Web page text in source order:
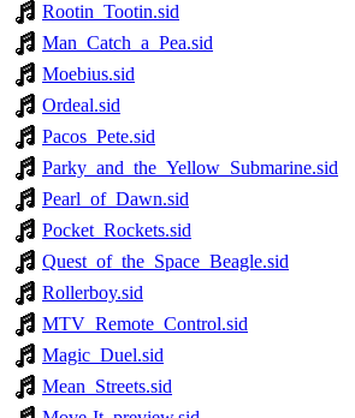
Rootin_Tootin.sid
Man_Catch_a_Pea.sid
Moebius.sid
Ordeal.sid
Pacos_Pete.sid
Parky_and_the_Yellow_Submarine.sid
Pearl_of_Dawn.sid
Pocket_Rockets.sid
Quest_of_the_Space_Beagle.sid
Rollerboy.sid
MTV_Remote_Control.sid
Magic_Duel.sid
Mean_Streets.sid